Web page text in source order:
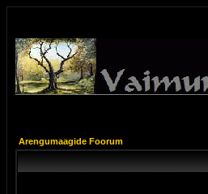
Arengumaagide Foorum